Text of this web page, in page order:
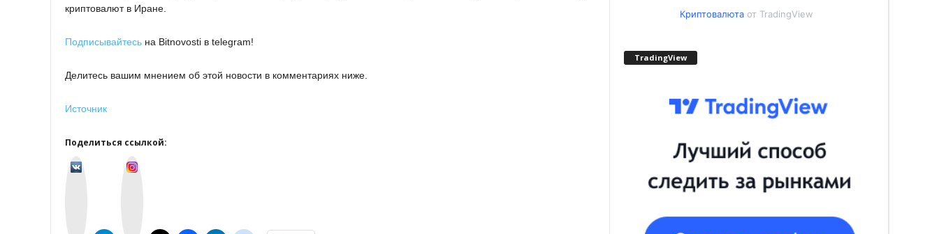
криптовалют в Иране.
Подписывайтесь на Bitnovosti в telegram!
Делитесь вашим мнением об этой новости в комментариях ниже.
Источник
Поделиться ссылкой:
Криптовалютаот TradingView
TradingView